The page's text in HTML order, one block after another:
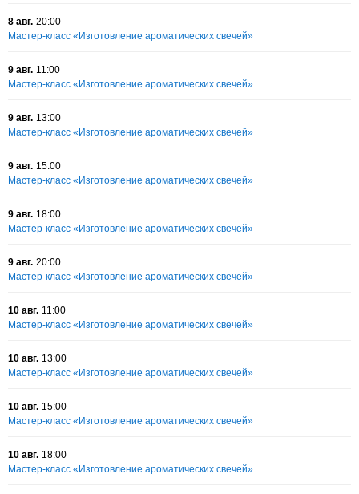
8 авг. 20:00
Мастер-класс «Изготовление ароматических свечей»
9 авг. 11:00
Мастер-класс «Изготовление ароматических свечей»
9 авг. 13:00
Мастер-класс «Изготовление ароматических свечей»
9 авг. 15:00
Мастер-класс «Изготовление ароматических свечей»
9 авг. 18:00
Мастер-класс «Изготовление ароматических свечей»
9 авг. 20:00
Мастер-класс «Изготовление ароматических свечей»
10 авг. 11:00
Мастер-класс «Изготовление ароматических свечей»
10 авг. 13:00
Мастер-класс «Изготовление ароматических свечей»
10 авг. 15:00
Мастер-класс «Изготовление ароматических свечей»
10 авг. 18:00
Мастер-класс «Изготовление ароматических свечей»